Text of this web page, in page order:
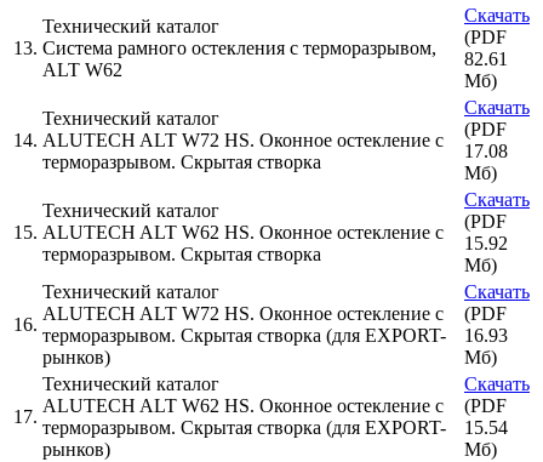
13.
Технический каталог
Система рамного остекления с терморазрывом,
ALT W62
Скачать
(PDF
82.61
Мб)
14.
Технический каталог
ALUTECH ALT W72 HS. Оконное остекление с
терморазрывом. Скрытая створка
Скачать
(PDF
17.08
Мб)
15.
Технический каталог
ALUTECH ALT W62 HS. Оконное остекление с
терморазрывом. Скрытая створка
Скачать
(PDF
15.92
Мб)
16.
Технический каталог
ALUTECH ALT W72 HS. Оконное остекление с
терморазрывом. Скрытая створка (для EXPORT-
рынков)
Скачать
(PDF
16.93
Мб)
17.
Технический каталог
ALUTECH ALT W62 HS. Оконное остекление с
терморазрывом. Скрытая створка (для EXPORT-
рынков)
Скачать
(PDF
15.54
Мб)